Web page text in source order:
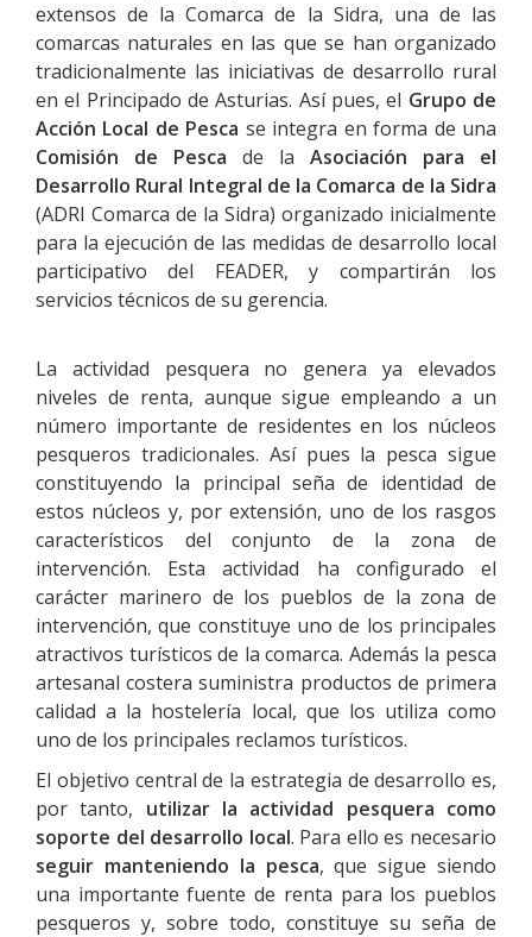
extensos de la Comarca de la Sidra, una de las
comarcas naturales en las que se han organizado
tradicionalmente las iniciativas de desarrollo rural
en el Principado de Asturias. Así pues, el Grupo de
Acción Local de Pesca se integra en forma de una
Comisión de Pesca de la Asociación para el
Desarrollo Rural Integral de la Comarca de la Sidra
(ADRI Comarca de la Sidra) organizado inicialmente
para la ejecución de las medidas de desarrollo local
participativo del FEADER, y compartirán los
servicios técnicos de su gerencia.
La actividad pesquera no genera ya elevados
niveles de renta, aunque sigue empleando a un
número importante de residentes en los núcleos
pesqueros tradicionales. Así pues la pesca sigue
constituyendo la principal seña de identidad de
estos núcleos y, por extensión, uno de los rasgos
característicos del conjunto de la zona de
intervención. Esta actividad ha configurado el
carácter marinero de los pueblos de la zona de
intervención, que constituye uno de los principales
atractivos turísticos de la comarca. Además la pesca
artesanal costera suministra productos de primera
calidad a la hostelería local, que los utiliza como
uno de los principales reclamos turísticos.
El objetivo central de la estrategia de desarrollo es,
por tanto, utilizar la actividad pesquera como
soporte del desarrollo local. Para ello es necesario
seguir manteniendo la pesca, que sigue siendo
una importante fuente de renta para los pueblos
pesqueros y, sobre todo, constituye su seña de